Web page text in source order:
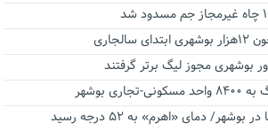
دمای «اهرم» به ۵۲ درجه رسید